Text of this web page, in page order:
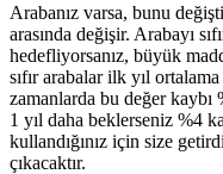
Arabanız varsa, bunu
arasında değişir. Arabayı
hedefliyorsanız, büyük
sıfır arabalar ilk yıl
zamanlarda bu değer
1 yıl daha beklerseniz %4
kullandığınız için size
çıkacaktır.